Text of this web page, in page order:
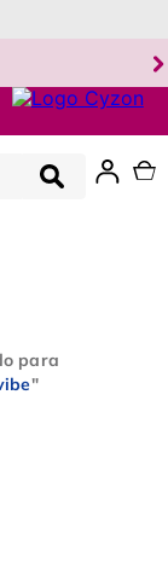
para
"